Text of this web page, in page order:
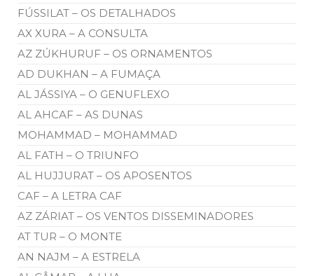
FÚSSILAT – OS DETALHADOS
AX XURA – A CONSULTA
AZ ZÚKHURUF – OS ORNAMENTOS
AD DUKHAN – A FUMAÇA
AL JÁSSIYA – O GENUFLEXO
AL AHCAF – AS DUNAS
MOHAMMAD – MOHAMMAD
AL FATH – O TRIUNFO
AL HUJJURAT – OS APOSENTOS
CAF – A LETRA CAF
AZ ZÁRIAT – OS VENTOS DISSEMINADORES
AT TUR – O MONTE
AN NAJM – A ESTRELA